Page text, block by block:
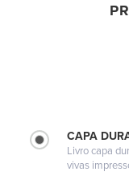
CAPA
Livro capa
vivas